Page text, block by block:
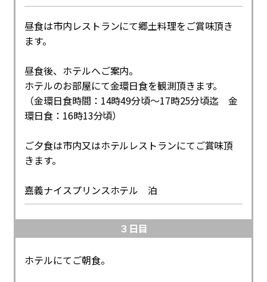
昼食は市内レストランにて郷土料理をご賞味頂き
ます。
昼食後、ホテルへご案内。
ホテルのお部屋にて金環日食を観測頂きます。
（金環日食時間：14時49分頃～17時25分頃迄 金
環日食：16時13分頃）
ご夕食は市内又はホテルレストランにてご賞味頂
きます。
嘉義ナイスプリンスホテル 泊
３日目
ホテルにてご朝食。